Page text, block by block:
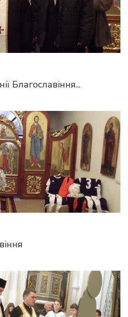
Благославіння...